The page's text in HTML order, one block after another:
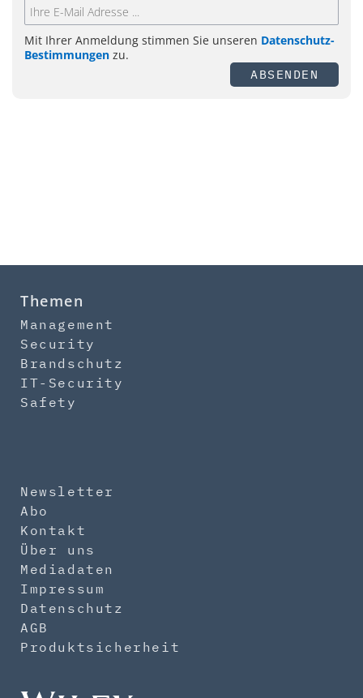
Mit Ihrer Anmeldung stimmen Sie unseren Datenschutz-
Bestimmungen zu.
ABSENDEN
Themen
Management
Security
Brandschutz
IT-Security
Safety
Newsletter
Abo
Kontakt
Über uns
Mediadaten
Impressum
Datenschutz
AGB
Produktsicherheit